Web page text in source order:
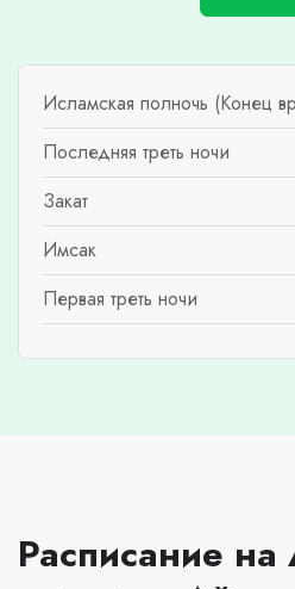
Исламская полночь (Конец
Последняя треть ночи
Закат
Имсак
Первая треть ночи
Расписание на